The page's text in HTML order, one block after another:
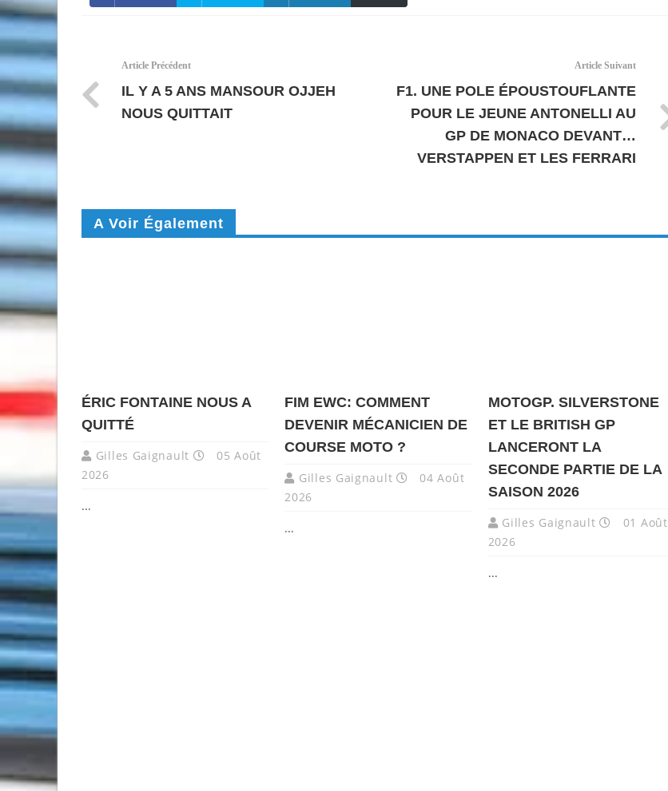
Article Précédent
IL Y A 5 ANS MANSOUR OJJEH
NOUS QUITTAIT
Article Suivant
F1. UNE POLE ÉPOUSTOUFLANTE
POUR LE JEUNE ANTONELLI AU
GP DE MONACO DEVANT…
VERSTAPPEN ET LES FERRARI
A Voir Également
ÉRIC FONTAINE NOUS A
QUITTÉ
Gilles Gaignault
05 Août
2026
...
FIM EWC: COMMENT
DEVENIR MÉCANICIEN DE
COURSE MOTO ?
Gilles Gaignault
04 Août
2026
...
MOTOGP. SILVERSTONE
ET LE BRITISH GP
LANCERONT LA
SECONDE PARTIE DE LA
SAISON 2026
Gilles Gaignault
01 Août
2026
...